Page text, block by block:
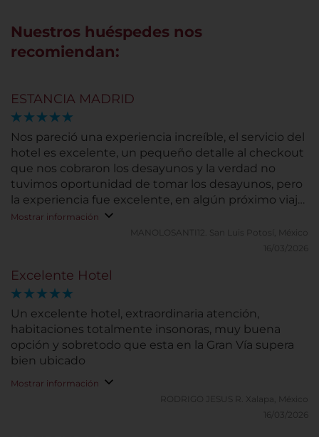
Nuestros huéspedes nos
recomiendan:
ESTANCIA MADRID
Nos pareció una experiencia increíble, el servicio del
hotel es excelente, un pequeño detalle al checkout
que nos cobraron los desayunos y la verdad no
tuvimos oportunidad de tomar los desayunos, pero
la experiencia fue excelente, en algún próximo viaje
regresamos al hotel sin ningún problema.
Mostrar información
MANOLOSANTI12.
San Luis Potosí, México
16/03/2026
Excelente Hotel
Un excelente hotel, extraordinaria atención,
habitaciones totalmente insonoras, muy buena
opción y sobretodo que esta en la Gran Vía supera
bien ubicado
Mostrar información
RODRIGO JESUS R.
Xalapa, México
16/03/2026